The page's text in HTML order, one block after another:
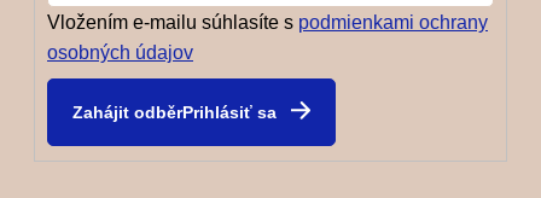
Vložením e-mailu súhlasíte s podmienkami ochrany
osobných údajov
Prihlásiť sa